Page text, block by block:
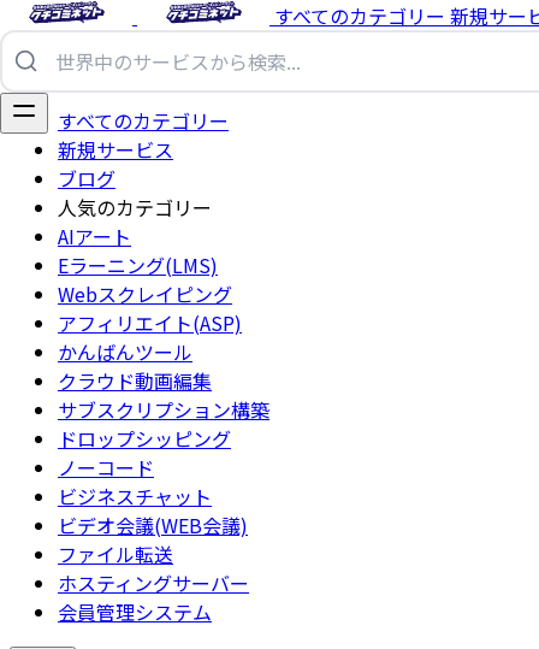
すべてのカテゴリー 新規サー
すべてのカテゴリー
新規サービス
ブログ
人気のカテゴリー
AIアート
Eラーニング(LMS)
Webスクレイピング
アフィリエイト(ASP)
かんばんツール
クラウド動画編集
サブスクリプション構築
ドロップシッピング
ノーコード
ビジネスチャット
ビデオ会議(WEB会議)
ファイル転送
ホスティングサーバー
会員管理システム